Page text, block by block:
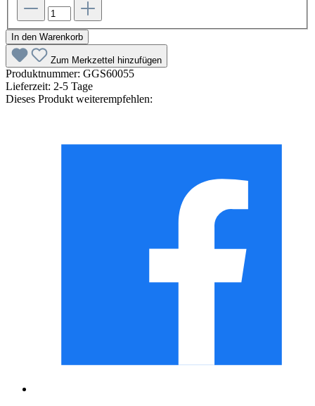
In den Warenkorb
Zum Merkzettel hinzufügen
Produktnummer: GGS60055
Lieferzeit: 2-5 Tage
Dieses Produkt weiterempfehlen: